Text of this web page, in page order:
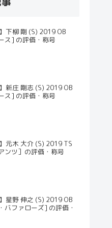
下柳 剛 (S) 2019 OB
ス] の評価・称号
新庄 剛志 (S) 2019 OB
ス] の評価・称号
元木 大介 (S) 2019 TS
ンツ］の評価・称号
星野 伸之 (S) 2019 OB
バファローズ] の評価・